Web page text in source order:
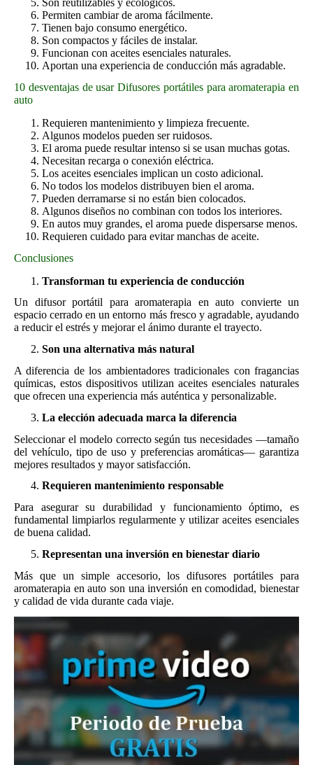
Son reutilizables y ecológicos.
Permiten cambiar de aroma fácilmente.
Tienen bajo consumo energético.
Son compactos y fáciles de instalar.
Funcionan con aceites esenciales naturales.
Aportan una experiencia de conducción más agradable.
10 desventajas de usar Difusores portátiles para aromaterapia en
auto
Requieren mantenimiento y limpieza frecuente.
Algunos modelos pueden ser ruidosos.
El aroma puede resultar intenso si se usan muchas gotas.
Necesitan recarga o conexión eléctrica.
Los aceites esenciales implican un costo adicional.
No todos los modelos distribuyen bien el aroma.
Pueden derramarse si no están bien colocados.
Algunos diseños no combinan con todos los interiores.
En autos muy grandes, el aroma puede dispersarse menos.
Requieren cuidado para evitar manchas de aceite.
Conclusiones
Transforman tu experiencia de conducción
Un difusor portátil para aromaterapia en auto convierte un
espacio cerrado en un entorno más fresco y agradable, ayudando
a reducir el estrés y mejorar el ánimo durante el trayecto.
Son una alternativa más natural
A diferencia de los ambientadores tradicionales con fragancias
químicas, estos dispositivos utilizan aceites esenciales naturales
que ofrecen una experiencia más auténtica y personalizable.
La elección adecuada marca la diferencia
Seleccionar el modelo correcto según tus necesidades —tamaño
del vehículo, tipo de uso y preferencias aromáticas— garantiza
mejores resultados y mayor satisfacción.
Requieren mantenimiento responsable
Para asegurar su durabilidad y funcionamiento óptimo, es
fundamental limpiarlos regularmente y utilizar aceites esenciales
de buena calidad.
Representan una inversión en bienestar diario
Más que un simple accesorio, los difusores portátiles para
aromaterapia en auto son una inversión en comodidad, bienestar
y calidad de vida durante cada viaje.